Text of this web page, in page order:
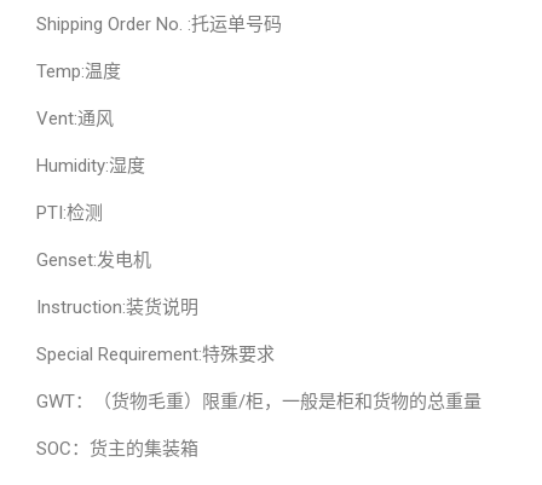
Shipping Order No. :托运单号码
Temp:温度
Vent:通风
Humidity:湿度
PTI:检测
Genset:发电机
Instruction:装货说明
Special Requirement:特殊要求
GWT：（货物毛重）限重/柜，一般是柜和货物的总重量
SOC：货主的集装箱